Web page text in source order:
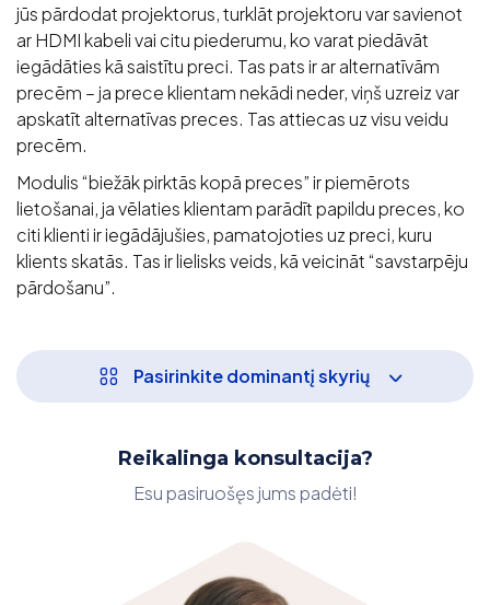
jūs pārdodat projektorus, turklāt projektoru var savienot
ar HDMI kabeli vai citu piederumu, ko varat piedāvāt
iegādāties kā saistītu preci. Tas pats ir ar alternatīvām
precēm – ja prece klientam nekādi neder, viņš uzreiz var
apskatīt alternatīvas preces. Tas attiecas uz visu veidu
precēm.
Modulis “biežāk pirktās kopā preces” ir piemērots
lietošanai, ja vēlaties klientam parādīt papildu preces, ko
citi klienti ir iegādājušies, pamatojoties uz preci, kuru
klients skatās. Tas ir lielisks veids, kā veicināt “savstarpēju
pārdošanu”.
Pasirinkite dominantį skyrių
Reikalinga konsultacija?
Esu pasiruošęs jums padėti!